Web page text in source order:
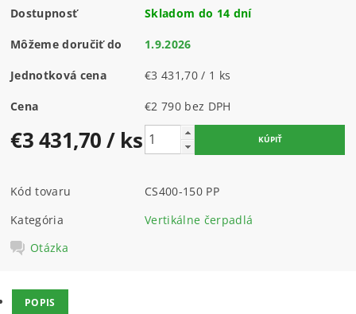
Dostupnosť Skladom do 14 dní
Môžeme doručiť do 1.9.2026
Jednotková cena €3 431,70 / 1 ks
Cena €2 790 bez DPH
€3 431,70/ ks
Kód tovaru
CS400-150 PP
Kategória
Vertikálne čerpadlá
Otázka
POPIS